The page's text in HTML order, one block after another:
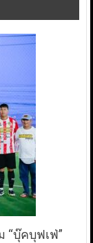
“บุ๊คบุฟเฟ่”